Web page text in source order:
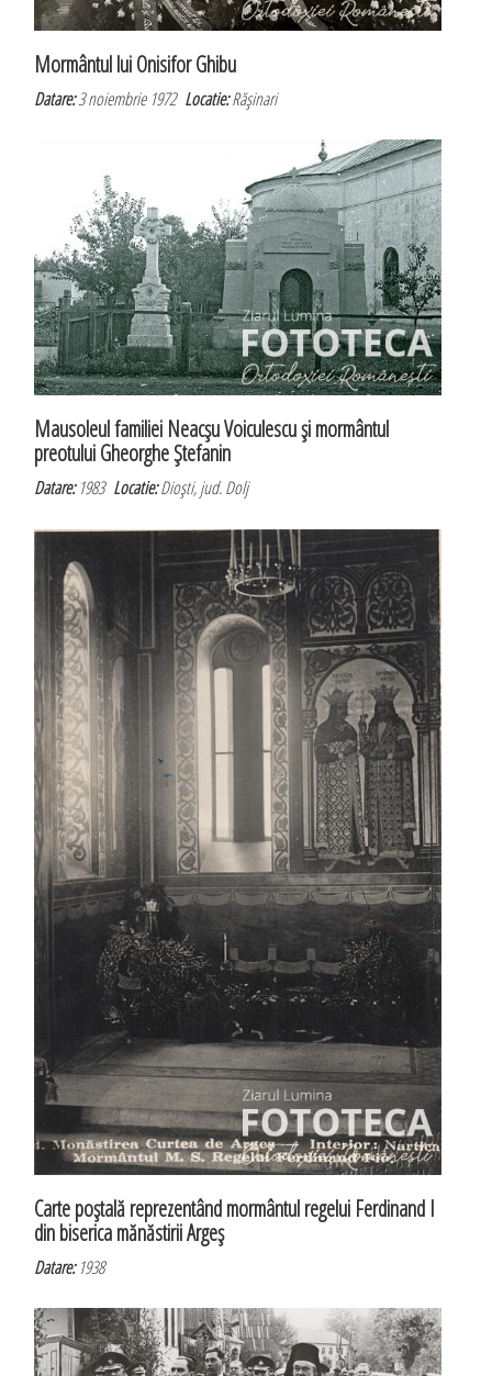
Mormântul lui Onisifor Ghibu
Datare:3 noiembrie 1972Locatie:Răşinari
Mausoleul familiei Neacşu Voiculescu şi mormântul
preotului Gheorghe Ştefanin
Datare:1983Locatie:Dioşti, jud. Dolj
Carte poştală reprezentând mormântul regelui Ferdinand I
din biserica mănăstirii Argeş
Datare:1938